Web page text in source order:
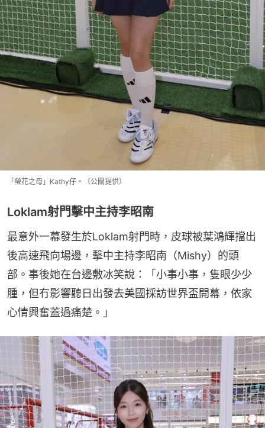
「螢花之母」Kathy仔。（公關提供）
Loklam射門擊中主持李昭南
最意外一幕發生於Loklam射門時，皮球被葉鴻輝擋出
後高速飛向場邊，擊中主持李昭南（Mishy）的頭
部。事後她在台邊敷冰笑說：「小事小事，隻眼少少
腫，但冇影響聽日出發去美國採訪世界盃開幕，依家
心情興奮蓋過痛楚。」